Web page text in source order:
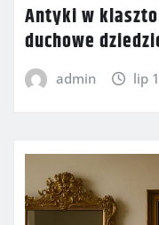
Antyki w
duchowe
admin lip